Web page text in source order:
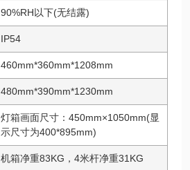
90%RH以下(无结露)
IP54
460mm*360mm*1208mm
480mm*390mm*1230mm
灯箱画面尺寸：450mm×1050mm(显
示尺寸为400*895mm)
机箱净重83KG，4米杆净重31KG